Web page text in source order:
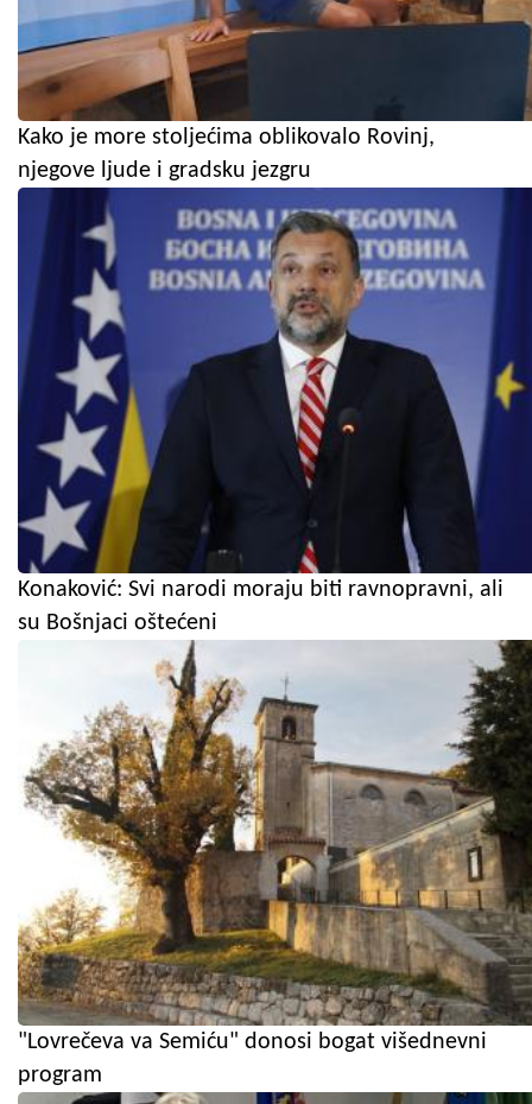
Kako je more stoljećima oblikovalo Rovinj,
njegove ljude i gradsku jezgru
Konaković: Svi narodi moraju biti ravnopravni, ali
su Bošnjaci oštećeni
"Lovrečeva va Semiću" donosi bogat višednevni
program